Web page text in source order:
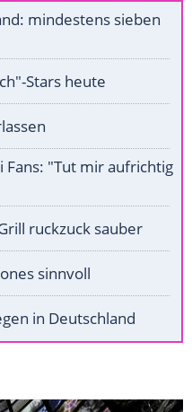
mindestens sieben
Stars heute
Fans: "Tut mir aufrichtig
ruckzuck sauber
sinnvoll
in Deutschland